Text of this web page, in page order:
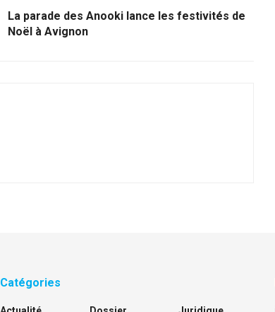
La parade des Anooki lance les festivités de
Noël à Avignon
Catégories